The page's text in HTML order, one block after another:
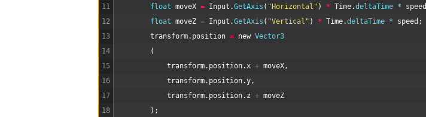
11
12
13
14
15
16
17
18
float moveX = Input .GetAxis ( "Horizontal" ) * Time.deltaTime * speed
float moveZ = Input .GetAxis ( "Vertical" ) * Time.deltaTime * speed ;
transform. position = new Vector3
(
transform. position.x + moveX,
transform. position.y,
transform. position. z + moveZ
) ;